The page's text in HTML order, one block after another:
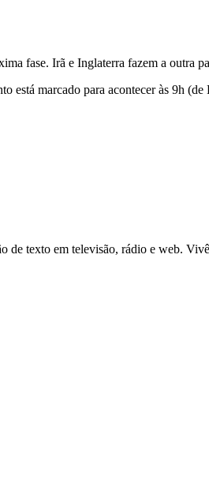
fase. Irã e Inglaterra fazem a outra
marcado para acontecer às 9h
texto em televisão, rádio e web.